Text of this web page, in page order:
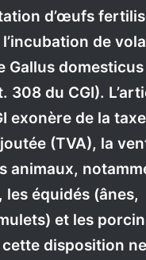
d’œufs
de
Gallus
308 du CGI).
exonère de la
(TVA), la
animaux,
les équidés (ânes,
et les
disposition ne